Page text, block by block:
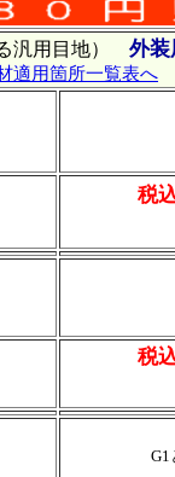
汎用目地） 外
適用箇所一覧表へ
税
税
G1